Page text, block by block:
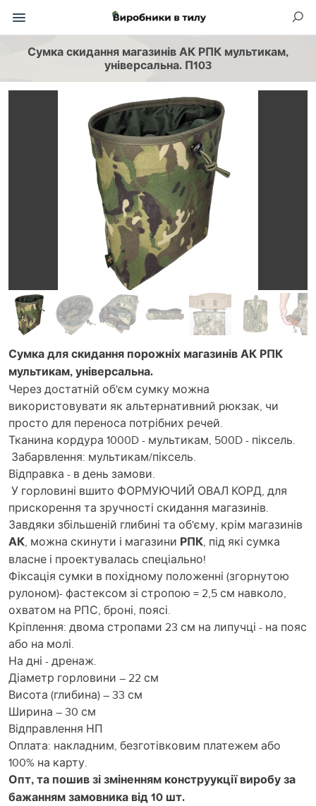
Сумка скидання магазинів АК РПК мультикам,
універсальна. П103
Сумка для скидання порожніх магазинів АК РПК
мультикам, універсальна.
Через достатній об'єм сумку можна
використовувати як альтернативний рюкзак, чи
просто для переноса потрібних речей.
Тканина кордура 1000D - мультикам, 500D - піксель.
Забарвлення: мультикам/піксель.
Відправка - в день замови.
У горловині вшито ФОРМУЮЧИЙ ОВАЛ КОРД, для
прискорення та зручності скидання магазинів.
Завдяки збільшеній глибині та об'єму, крім магазинів
АК, можна скинути і магазини РПК, під які сумка
власне і проектувалась спеціально!
Фіксація сумки в похідному положенні (згорнутою
рулоном)- фастексом зі стропою = 2,5 см навколо,
охватом на РПС, броні, поясі.
Кріплення: двома стропами 23 см на липучці - на пояс
або на молі.
На дні - дренаж.
Діаметр горловини – 22 см
Висота (глибина) – 33 см
Ширина – 30 см
Відправлення НП
Оплата: накладним, безготівковим платежем або
100% на карту.
Опт, та пошив зі зміненням конструукції виробу за
бажанням замовника від 10 шт.